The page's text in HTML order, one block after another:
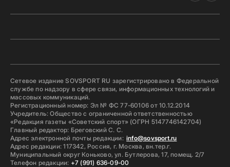
Сетевое издание SOVSPORT RU зарегистрировано в Федеральной
службе по надзору в сфере связи, информационных технологий и
массовых коммуникаций.
Регистрационный номер: Эл № ФС 77-60106 от 10.12.2014
Учредитель: Общество с ограниченной ответственностью
«Редакция газеты «Советский спорт» (ОГРН 5147746142704)
Главный редактор: Бреговский С. С.
Адрес электронной почты редакции: info@sovsport.ru
Адрес редакции: 117342, Россия, г. Москва, вн.тер.г.
Муниципальный округ Коньково, ул. Бутлерова, 17, помещ. 2/7
Телефон редакции: +7 (991) 636-09-00